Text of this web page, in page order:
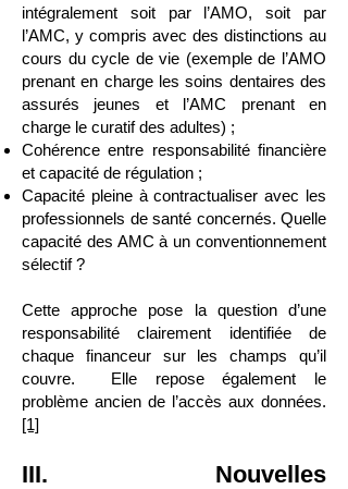
intégralement soit par l’AMO, soit par
l’AMC, y compris avec des distinctions au
cours du cycle de vie (exemple de l’AMO
prenant en charge les soins dentaires des
assurés jeunes et l’AMC prenant en
charge le curatif des adultes) ;
Cohérence entre responsabilité financière
et capacité de régulation ;
Capacité pleine à contractualiser avec les
professionnels de santé concernés. Quelle
capacité des AMC à un conventionnement
sélectif ?
Cette approche pose la question d’une
responsabilité clairement identifiée de
chaque financeur sur les champs qu’il
couvre. Elle repose également le
problème ancien de l’accès aux données.
[1]
III. Nouvelles